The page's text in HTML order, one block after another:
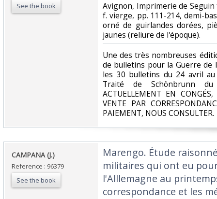
See the book
‎Avignon, Imprimerie de
f. vierge, pp. 111-214, demi-
orné de guirlandes dorées,
jaunes (reliure de l'époque). ‎
‎Une des très nombreuses
de bulletins pour la Guerre de
les 30 bulletins du 24 avril
Traité de Schönbrunn
ACTUELLEMENT EN
VENTE PAR
PAIEMENT, NOUS CONSULTER.‎
‎CAMPANA (J.)‎
Reference : 96379
See the book
‎Marengo. Étude
militaires qui ont eu
l'Alllemagne au
correspondance et les